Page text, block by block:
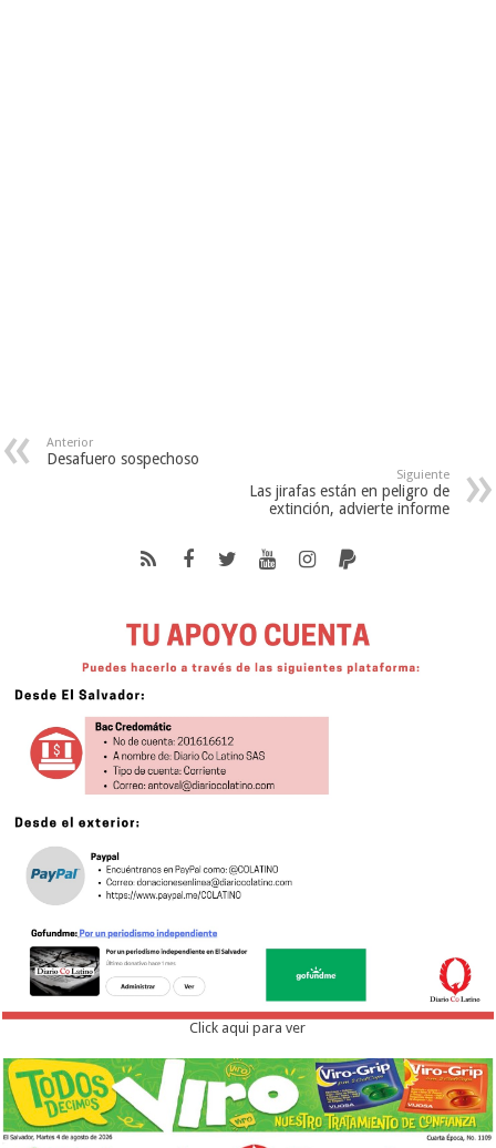
Anterior
Desafuero sospechoso
Siguiente
Las jirafas están en peligro de
extinción, advierte informe
Click aqui para ver